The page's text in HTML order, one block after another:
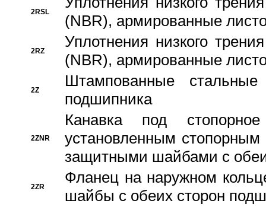
2RSL
(NBR), армированные
2RZ
Уплотнения низкого
(NBR), армированные
2Z
Штампованные
подшипника
2ZNR
Канавка под
установленным
защитными шайбами с
2ZR
Фланец на наружном
шайбы с обеих сторон